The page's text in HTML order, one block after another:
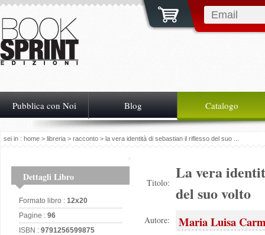
Pubblica con Noi Blog Catalogo
sei in : home > libreria > racconto > la vera identità di sebastian il riflesso del suo ...
Dettagli Libro
Formato libro : 12x20
Pagine : 96
ISBN : 9791256599875
Titolo:
La vera
del suo volto
Autore: Maria Luisa